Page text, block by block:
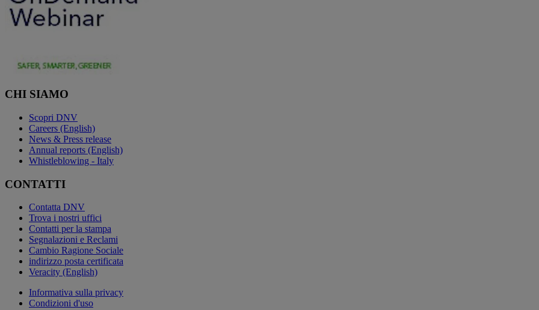
CHI SIAMO
Scopri DNV
Careers (English)
News & Press release
Annual reports (English)
Whistleblowing - Italy
CONTATTI
Contatta DNV
Trova i nostri uffici
Contatti per la stampa
Segnalazioni e Reclami
Cambio Ragione Sociale
indirizzo posta certificata
Veracity (English)
Informativa sulla privacy
Condizioni d'uso